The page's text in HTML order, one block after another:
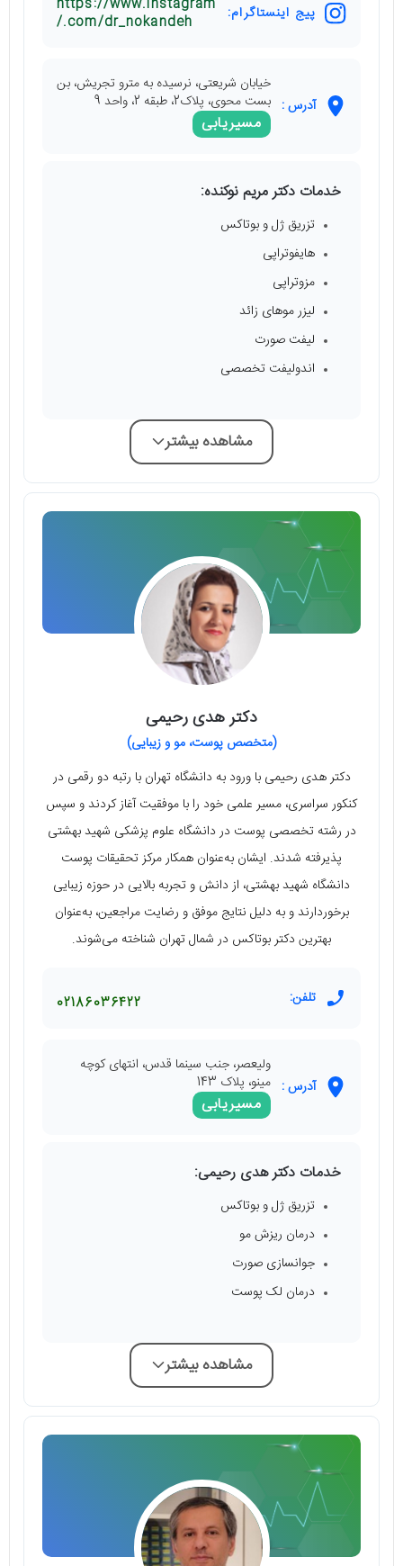
پیج اینستاگرام:
.com/dr_nokandeh/
آدرس :
خیابان شریعتی، نرسیده به مترو تجریش، بن
بست محوی، پلاک2، طبقه 2، واحد 9
مسیریابی
خدمات دکتر مریم نوکنده:
تزریق ژل و بوتاکس
هایفوتراپی
مزوتراپی
لیزر موهای زائد
لیفت صورت
اندولیفت تخصصی
مشاهده بیشتر
دکتر هدی رحیمی
(متخصص پوست، مو و زیبایی)
دکتر هدی رحیمی با ورود به دانشگاه تهران با رتبه دو رقمی در
کنکور سراسری، مسیر علمی خود را با موفقیت آغاز کردند و سپس
در رشته تخصصی پوست در دانشگاه علوم پزشکی شهید بهشتی
پذیرفته شدند. ایشان به‌عنوان همکار مرکز تحقیقات پوست
دانشگاه شهید بهشتی، از دانش و تجربه بالایی در حوزه زیبایی
برخوردارند و به دلیل نتایج موفق و رضایت مراجعین، به‌عنوان
بهترین دکتر بوتاکس در شمال تهران شناخته می‌شوند.
تلفن: 02186036422
آدرس :
ولیعصر، جنب سینما قدس، انتهای کوچه
مینو، پلاک 143
مسیریابی
خدمات دکتر هدی رحیمی:
تزریق ژل و بوتاکس
درمان ریزش مو
جوانسازی صورت
درمان لک پوست
مشاهده بیشتر